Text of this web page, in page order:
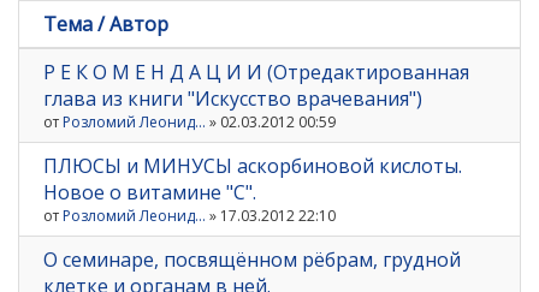
Тема / Автор
Р Е К О М Е Н Д А Ц И И (Отредактированная
глава из книги "Искусство врачевания")
от Розломий Леонид... » 02.03.2012 00:59
ПЛЮСЫ и МИНУСЫ аскорбиновой кислоты.
Новое о витамине "С".
от Розломий Леонид... » 17.03.2012 22:10
О семинаре, посвящённом рёбрам, грудной
клетке и органам в ней.